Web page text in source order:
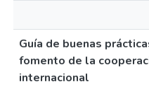
Guía de buenas
fomento de la
internacional